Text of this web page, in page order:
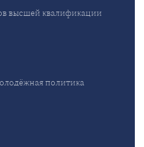
высшей квалификации
политика